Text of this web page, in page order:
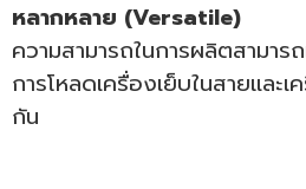
หลากหลาย (Versatile)
ความสามารถในการผลิตสามาร
การโหลดเครื่องเย็บในสายและ
กัน